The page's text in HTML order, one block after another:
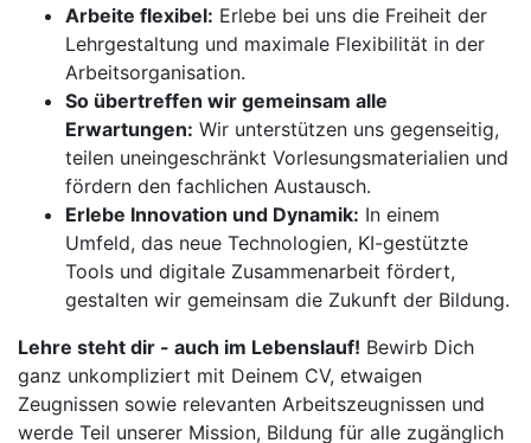
Arbeite flexibel: Erlebe bei uns die Freiheit der
Lehrgestaltung und maximale Flexibilität in der
Arbeitsorganisation.
So übertreffen wir gemeinsam alle
Erwartungen: Wir unterstützen uns gegenseitig,
teilen uneingeschränkt Vorlesungsmaterialien und
fördern den fachlichen Austausch.
Erlebe Innovation und Dynamik: In einem
Umfeld, das neue Technologien, KI-gestützte
Tools und digitale Zusammenarbeit fördert,
gestalten wir gemeinsam die Zukunft der Bildung.
Lehre steht dir - auch im Lebenslauf! Bewirb Dich
ganz unkompliziert mit Deinem CV, etwaigen
Zeugnissen sowie relevanten Arbeitszeugnissen und
werde Teil unserer Mission, Bildung für alle zugänglich